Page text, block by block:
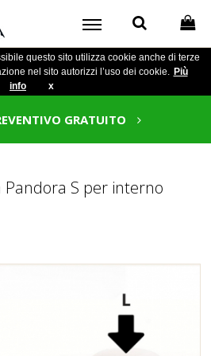
questo sito utilizza cookie anche di terze
nel sito autorizzi l’uso dei cookie. Più
info
x
GRATUITO
S per interno